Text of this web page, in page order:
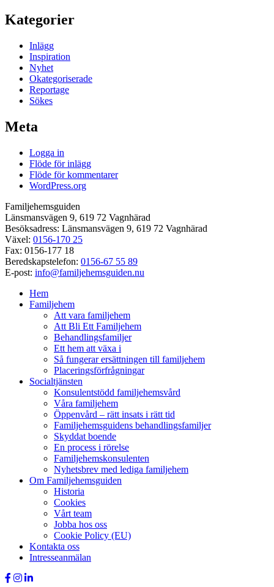
Kategorier
Inlägg
Inspiration
Nyhet
Okategoriserade
Reportage
Sökes
Meta
Logga in
Flöde för inlägg
Flöde för kommentarer
WordPress.org
Familjehemsguiden
Länsmansvägen 9, 619 72 Vagnhärad
Besöksadress: Länsmansvägen 9, 619 72 Vagnhärad
Växel: 0156-170 25
Fax: 0156-177 18
Beredskapstelefon: 0156-67 55 89
E-post: info@familjehemsguiden.nu
Hem
Familjehem
Att vara familjehem
Att Bli Ett Familjehem
Behandlingsfamiljer
Ett hem att växa i
Så fungerar ersättningen till familjehem
Placeringsförfrågningar
Socialtjänsten
Konsulentstödd familjehemsvård
Våra familjehem
Öppenvård – rätt insats i rätt tid
Familjehemsguidens behandlingsfamiljer
Skyddat boende
En process i rörelse
Familjehemskonsulenten
Nyhetsbrev med lediga familjehem
Om Familjehemsguiden
Historia
Cookies
Vårt team
Jobba hos oss
Cookie Policy (EU)
Kontakta oss
Intresseanmälan